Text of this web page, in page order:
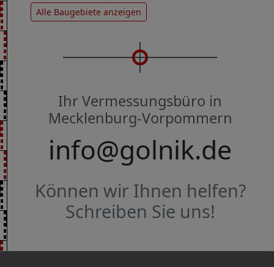
Alle Baugebiete anzeigen
Ihr Vermessungsbüro in
Mecklenburg-Vorpommern
info@golnik.de
Können wir Ihnen helfen?
Schreiben Sie uns!